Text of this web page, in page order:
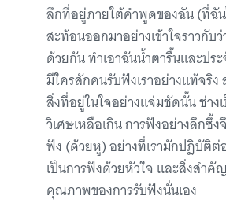
ลึกที่อยู่ภายใต้คำพูดของฉัน (ที่ฉั
สะท้อนออกมาอย่างเข้าใจราวกับ
ด้วยกัน ทำเอาฉันน้ำตารื้นและปร
มีใครสักคนรับฟังเราอย่างแท้จริง
สิ่งที่อยู่ในใจอย่างแจ่มชัดนั้น ช่าง
วิเศษเหลือเกิน การฟังอย่างลึกซึ้ง
ฟัง (ด้วยหู) อย่างที่เรามักปฏิบัติ
เป็นการฟังด้วยหัวใจ และสิ่งสำ
คุณภาพของการรับฟังนั่นเอง